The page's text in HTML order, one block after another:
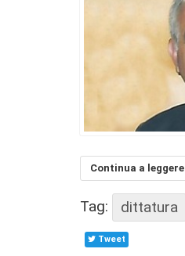
Continua a leggere
Tag: dittatura
Tweet